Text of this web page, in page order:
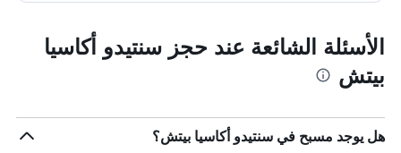
الأسئلة الشائعة عند حجز سنتيدو أكاسيا
بيتش
هل يوجد مسبح في سنتيدو أكاسيا بيتش؟